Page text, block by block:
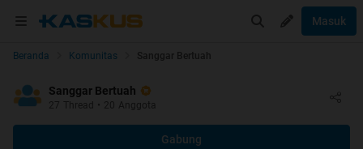
Masuk
Beranda Komunitas Sanggar Bertuah
Sanggar Bertuah
27 Thread • 20 Anggota
Gabung